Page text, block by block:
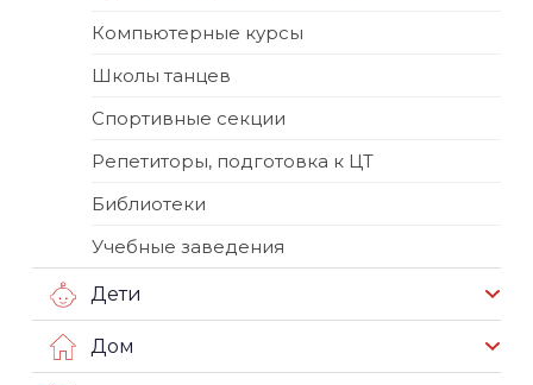
Компьютерные курсы
Школы танцев
Спортивные секции
Репетиторы, подготовка к ЦТ
Библиотеки
Учебные заведения
Дети
Дом